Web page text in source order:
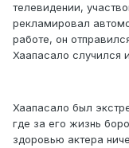
телевидении,
рекламировал
работе, он
Хаапасало случился
Хаапасало был
где за его жизнь
здоровью актера